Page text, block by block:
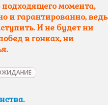
момента,
и гарантированно, ведь
И не будет ни
в гонках, ни